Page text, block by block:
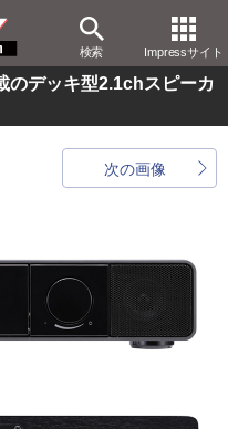
検索 Impressサイト
のデッキ型2.1chスピーカ
次の画像